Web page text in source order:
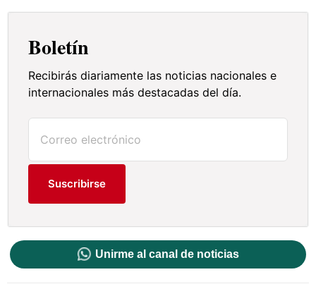
Boletín
Recibirás diariamente las noticias nacionales e
internacionales más destacadas del día.
Suscribirse
Unirme al canal de noticias